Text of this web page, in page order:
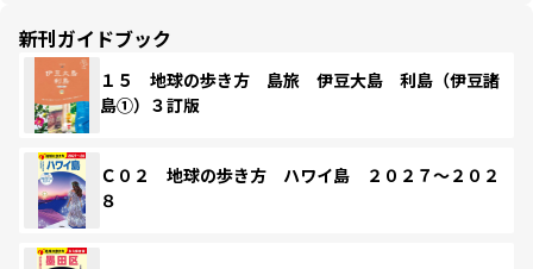
新刊ガイドブック
１５ 地球の歩き方 島旅 伊豆大島 利島（伊豆諸
島①）３訂版
Ｃ０２ 地球の歩き方 ハワイ島 ２０２７～２０２
８